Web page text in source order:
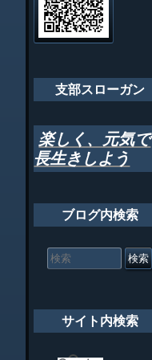
ゲ
ー
ョ
ン
支部スローガン
楽しく、元気で
長生きしよう
ブログ内検索
索
サイト内検索